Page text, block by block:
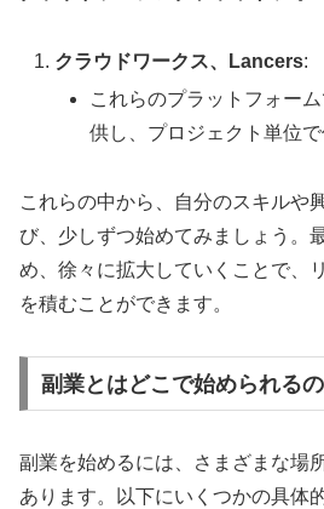
クラウドワークス、Lancers:
これらのプラットフォー
供し、プロジェクト単位で
これらの中から、自分のスキルや
び、少しずつ始めてみましょう。
め、徐々に拡大していくことで、
を積むことができます。
副業とはどこで始められる
副業を始めるには、さまざまな場
あります。以下にいくつかの具体